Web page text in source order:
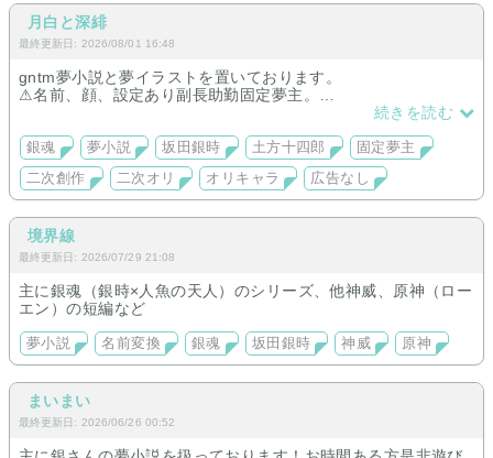
月白と深緋
最終更新日: 2026/08/01 16:48
gntm夢小説と夢イラストを置いております。
⚠名前、顔、設定あり副長助勤固定夢主。
続きを読む
銀魂 夢小説 坂田銀時 土方十四郎
固定夢主
二次創作
二次オリ オリキャラ 広告なし
境界線
最終更新日: 2026/07/29 21:08
主に銀魂（銀時×人魚の天人）のシリーズ、他神威、原神（ロー
エン）の短編など
夢小説 名前変換 銀魂 坂田銀時 神威 原神
まいまい
最終更新日: 2026/06/26 00:52